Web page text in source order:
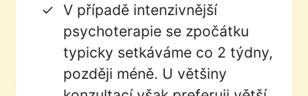
V případě intenzivnější
psychoterapie se zpočátku
typicky setkáváme co 2 týdny,
později méně. U většiny